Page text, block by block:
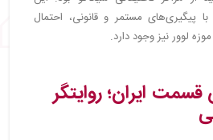
مستمر و قانونی، احتمال
لوور نیز وجود دارد.
قسمت ایران؛ روایتگر